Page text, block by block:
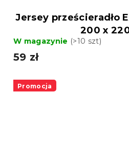
Jersey prześcieradło
200 x
W magazynie (>10 szt)
59 zł
Promocja